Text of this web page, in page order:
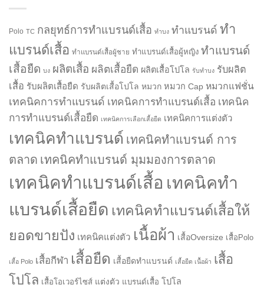
Polo TC กลยุทธ์การทำแบรนด์เสื้อ ทำบง ทำแบรนด์ ทำ
แบรนด์เสื้อ ทำแบรนด์เสื้อผู้ชาย ทำแบรนด์เสื้อผู้หญิง ทำแบรนด์
เสื้อยืด บง ผลิตเสื้อ ผลิตเสื้อยืด ผลิตเสื้อโปโล รับทำบง รับผลิต
เสื้อ รับผลิตเสื้อยืด รับผลิตเสื้อโปโล หมวก หมวก Cap หมวกแฟชั่น
เทคนิคการทำแบรนด์ เทคนิคการทำแบรนด์เสื้อ เทคนิค
การทำแบรนด์เสื้อยืด เทคนิคการเลือกเสื้อยืด เทคนิคการแต่งตัว
เทคนิคทำแบรนด์ เทคนิคทำแบรนด์ การ
ตลาด เทคนิคทำแบรนด์ มุมมองการตลาด
เทคนิคทำแบรนด์เสื้อ เทคนิคทำ
แบรนด์เสื้อยืด เทคนิคทำแบรนด์เสื้อให้
ยอดขายปัง เทคนิคแต่งตัว เนื้อผ้า เสื้อOversize เสื้อPolo
เสื้อ Polo เสื้อกีฬา เสื้อยืด เสื้อยืดทำแบรนด์ เสื้อยืด เนื้อผ้า เสื้อ
โปโล เสื้อโอเวอร์ไซส์ แต่งตัว แบรนด์เสื้อ โปโล